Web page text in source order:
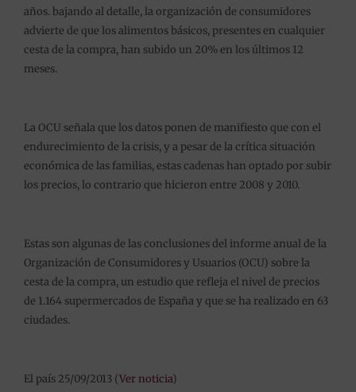
años. bajando al detalle, la organización de consumidores
advierte de que los alimentos básicos, presentes en cualquier
cesta de la compra, han subido un 20% en los últimos 12
meses.
La OCU señala que los datos ponen de manifiesto que con el
endurecimiento de la crisis, y a pesar de la crítica situación
económica de las familias, estas cadenas han optado por subir
los precios, lo contrario que hicieron entre 2008 y 2010.
Estas son algunas de las conclusiones del informe anual de la
Organización de Consumidores y Usuarios (OCU) sobre la
cesta de la compra, un estudio que refleja el nivel de precios
de 1.164 supermercados de España y que se ha realizado en 63
ciudades.
El país 25/09/2013 (Ver noticia)